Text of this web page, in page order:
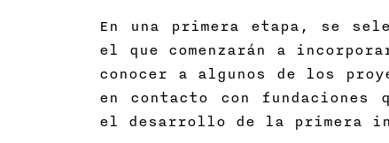
En una primera etapa, se
el que comenzarán a
conocer a algunos de los
en contacto con
el desarrollo de la primera